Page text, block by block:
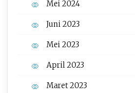
Mei 2024
Juni 2023
Mei 2023
April 2023
Maret 2023